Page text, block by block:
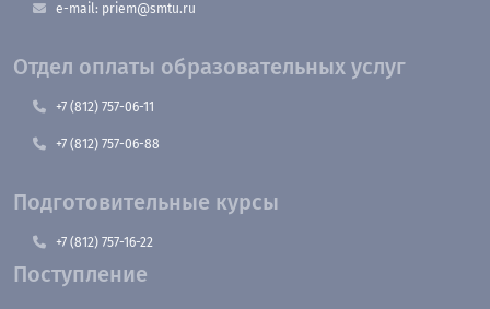
e-mail: priem@smtu.ru
Отдел оплаты образовательных услуг
+7 (812) 757-06-11
+7 (812) 757-06-88
Подготовительные курсы
+7 (812) 757-16-22
Поступление